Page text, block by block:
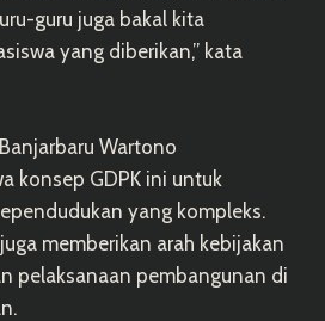
guru juga bakal kita
yang diberikan,” kata
Wartono
konsep GDPK ini untuk
yang kompleks.
memberikan arah kebijakan
pelaksanaan pembangunan di